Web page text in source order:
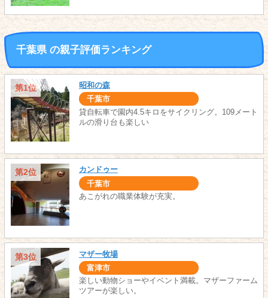
千葉県 の親子評価ランキング
第1位 昭和の森
千葉市
貸自転車で園内4.5キロをサイクリング。109メート
ルの滑り台も楽しい
第2位 カンドゥー
千葉市
あこがれの職業体験が充実。
第3位 マザー牧場
富津市
楽しい動物ショーやイベント満載。マザーファーム
ツアーが楽しい。